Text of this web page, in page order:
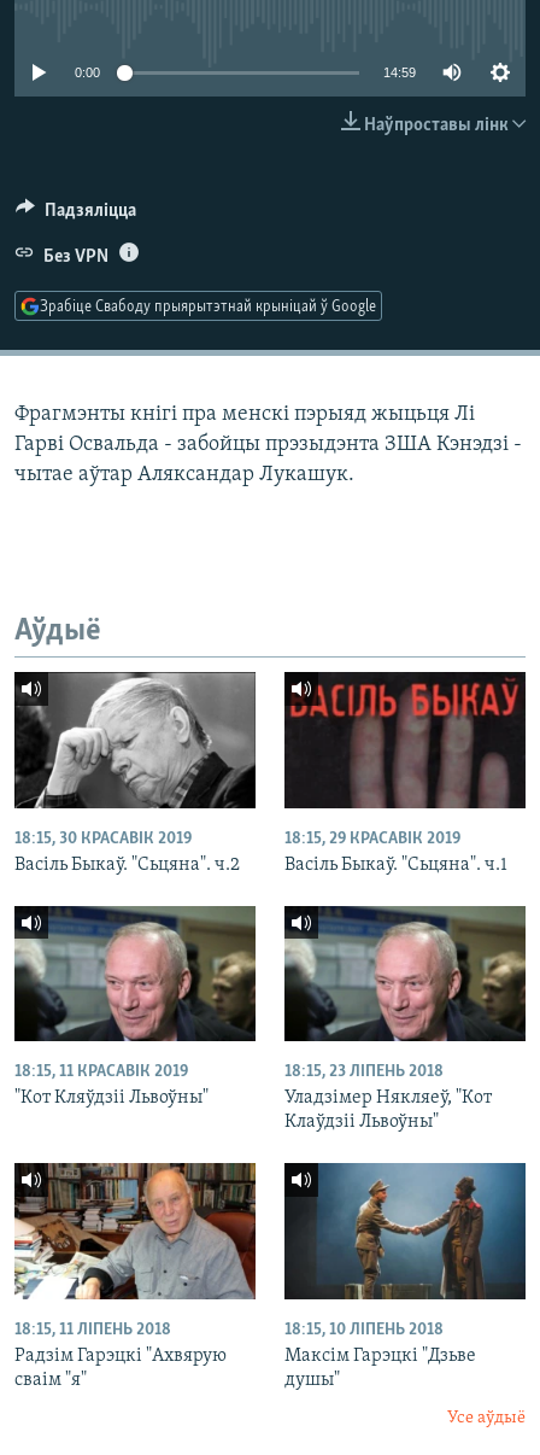
0:00 14:59
Наўпроставы лінк
Падзяліцца
Без VPN
Зрабіце Свабоду прыярытэтнай крыніцай ў Google
Фрагмэнты кнігі пра менскі пэрыяд жыцьця Лі
Гарві Освальда - забойцы прэзыдэнта ЗША Кэнэдзі -
чытае аўтар Аляксандар Лукашук.
Аўдыё
18:15, 30 КРАСАВІК 2019
Васіль Быкаў. "Сьцяна". ч.2
18:15, 29 КРАСАВІК 2019
Васіль Быкаў. "Сьцяна". ч.1
18:15, 11 КРАСАВІК 2019
"Кот Кляўдзіі Львоўны"
18:15, 23 ЛІПЕНЬ 2018
Уладзімер Някляеў, "Кот
Клаўдзіі Львоўны"
18:15, 11 ЛІПЕНЬ 2018
Радзім Гарэцкі "Ахвярую
сваім "я"
18:15, 10 ЛІПЕНЬ 2018
Максім Гарэцкі "Дзьве
душы"
Усе аўдыё